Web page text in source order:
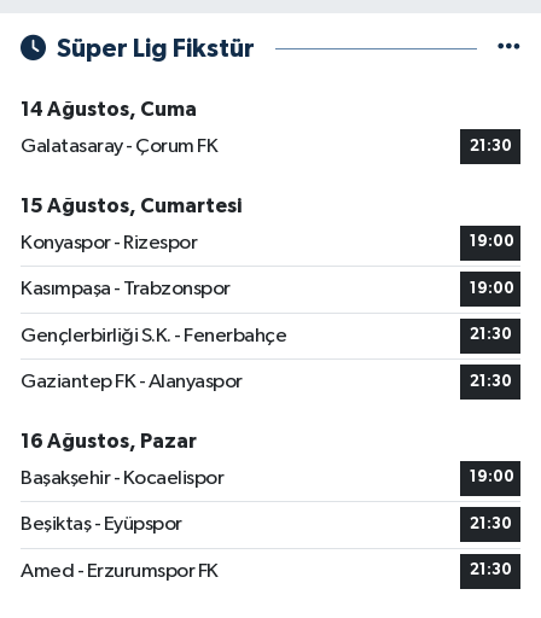
Süper Lig Fikstür
14 Ağustos, Cuma
Galatasaray - Çorum FK
21:30
15 Ağustos, Cumartesi
Konyaspor - Rizespor
19:00
Kasımpaşa - Trabzonspor 19:00
Gençlerbirliği S.K. - Fenerbahçe 21:30
Gaziantep FK - Alanyaspor 21:30
16 Ağustos, Pazar
Başakşehir - Kocaelispor
19:00
Beşiktaş - Eyüpspor 21:30
Amed - Erzurumspor FK 21:30